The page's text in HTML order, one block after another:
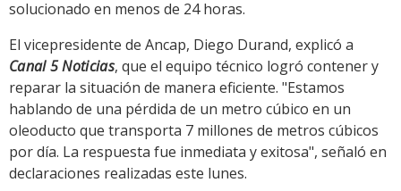
solucionado en menos de 24 horas.
El vicepresidente de Ancap, Diego Durand, explicó a
Canal 5 Noticias, que el equipo técnico logró contener y
reparar la situación de manera eficiente. "Estamos
hablando de una pérdida de un metro cúbico en un
oleoducto que transporta 7 millones de metros cúbicos
por día. La respuesta fue inmediata y exitosa", señaló en
declaraciones realizadas este lunes.